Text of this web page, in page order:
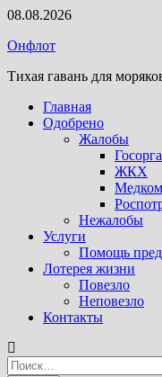
Перейти
содержимому
08.08.2026
Онфлот
Тихая гавань для
Главная
Одобрено
Жалобы
ЖКХ
Нежалобы
Услуги
Помощь
Лотерея жизни
Повезло
Неповезло
Контакты
Найти: